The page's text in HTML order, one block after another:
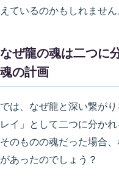
えているのかもしれません
なぜ龍の魂は二つに
魂の計画
では、なぜ龍と深い繋が
レイ」として二つに分か
そのものの魂だった場合
があったのでしょう？